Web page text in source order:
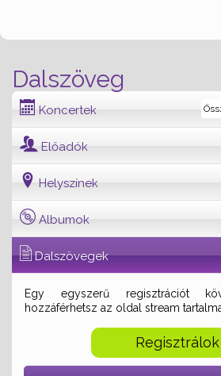
Dalszöveg
Koncertek
Előadók
Helyszínek
Albumok
Dalszövegek
Egy egyszerű regisztrációt
hozzáférhetsz az oldal stream
Regisztrálok